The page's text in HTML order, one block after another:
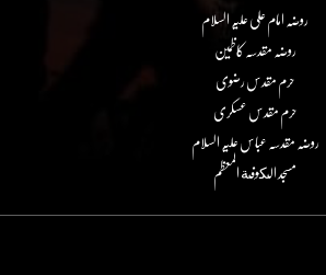
روضہ امام علی علیہ السلام
روضہ مقدسہ کاظمین
حرم مقدس رضوی
حرم مقدس عسکری
روضہ مقدسہ عباس علیہ السلام
مسجد الكوفة المعظم